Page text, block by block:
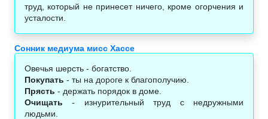
труд, который не принесет ничего, кроме огорчения и
усталости.
Сонник медиума мисс Хассе
Овечья шерсть - богатство.
Покупать - ты на дороге к благополучию.
Прясть - держать порядок в доме.
Очищать - изнурительный труд с недружными
людьми.